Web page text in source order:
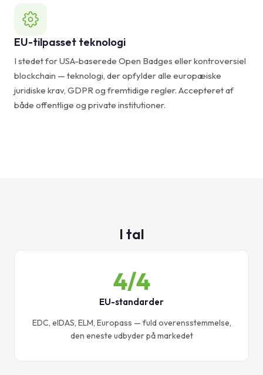
EU-tilpasset teknologi
I stedet for USA-baserede Open Badges eller kontroversiel
blockchain — teknologi, der opfylder alle europæiske
juridiske krav, GDPR og fremtidige regler. Accepteret af
både offentlige og private institutioner.
I tal
4/4
EU-standarder
EDC, eIDAS, ELM, Europass — fuld overensstemmelse,
den eneste udbyder på markedet